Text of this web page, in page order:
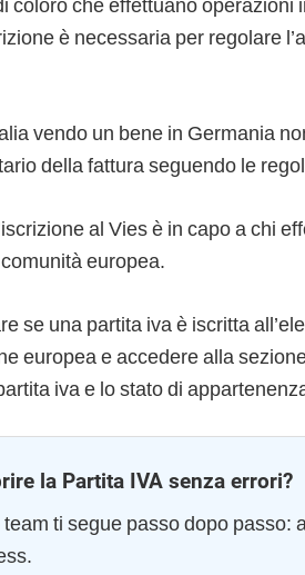
è necessaria per regolare
vendo un bene in Germania
della fattura seguendo le
al Vies è in capo a chi
europea.
se una partita iva è iscritta
europea e accedere alla
iva e lo stato di
la Partita IVA senza errori?
team ti segue passo dopo